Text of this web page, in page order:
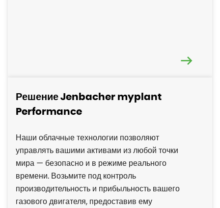
Решение Jenbacher myplant
Performance
Наши облачные технологии позволяют
управлять вашими активами из любой точки
мира — безопасно и в режиме реального
времени. Возьмите под контроль
производительность и прибыльность вашего
газового двигателя, предоставив ему